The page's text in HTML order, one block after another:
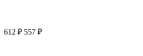
612 ₽ 557 ₽